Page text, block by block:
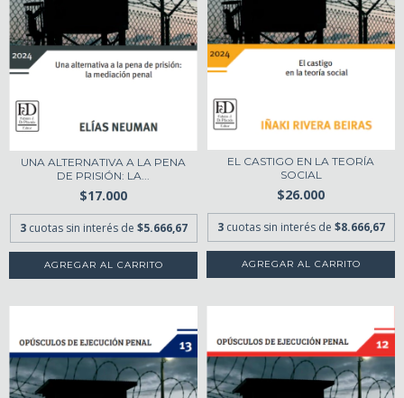
UNA ALTERNATIVA A LA PENA
DE PRISIÓN: LA...
$17.000
3 cuotas sin interés de $5.666,67
EL CASTIGO EN LA TEORÍA
SOCIAL
$26.000
3 cuotas sin interés de $8.666,67